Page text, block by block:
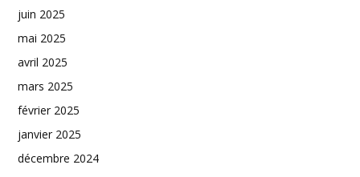
juin 2025
mai 2025
avril 2025
mars 2025
février 2025
janvier 2025
décembre 2024